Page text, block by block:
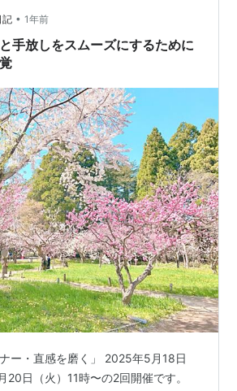
記 • 1年前
手放しをスムーズにするために
ナー・直感を磨く」 2025年5月18日
20日（火）11時〜の2回開催です。